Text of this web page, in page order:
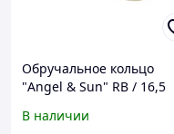
Обручальное кольцо
"Angel & Sun" RB / 16,5
В наличии